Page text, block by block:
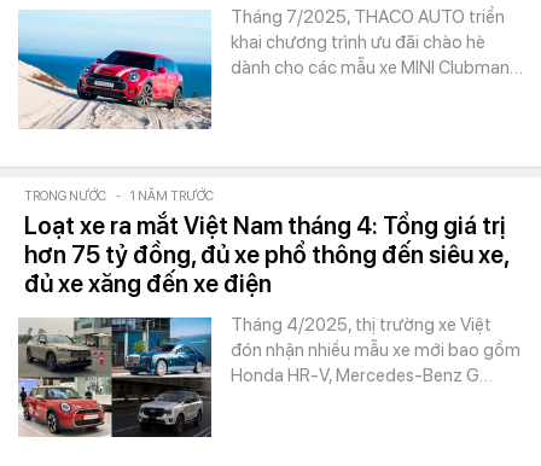
Tháng 7/2025, THACO AUTO triển
khai chương trình ưu đãi chào hè
dành cho các mẫu xe MINI Clubman…
TRONG NƯỚC - 1 NĂM TRƯỚC
Loạt xe ra mắt Việt Nam tháng 4: Tổng giá trị
hơn 75 tỷ đồng, đủ xe phổ thông đến siêu xe,
đủ xe xăng đến xe điện
Tháng 4/2025, thị trường xe Việt
đón nhận nhiều mẫu xe mới bao gồm
Honda HR-V, Mercedes-Benz G…